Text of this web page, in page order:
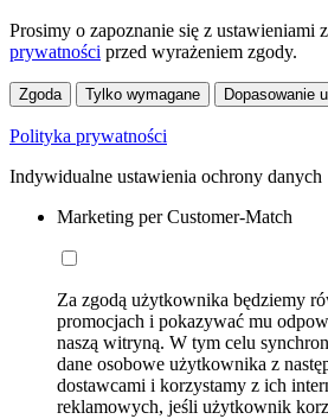
Prosimy o zapoznanie się z ustawieniami
prywatności przed wyrażeniem zgody.
Zgoda Tylko wymagane Dopasowanie
Polityka prywatności
Indywidualne ustawienia ochrony danych
Marketing per Customer-Match
Za zgodą użytkownika będziemy
promocjach i pokazywać mu
naszą witryną. W tym celu
dane osobowe użytkownika z
dostawcami i korzystamy z ich
reklamowych, jeśli użytkownik